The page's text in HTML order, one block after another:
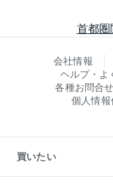
首都圏
会社情報
ヘルプ・よ
各種お問合せ
個人情
買いたい